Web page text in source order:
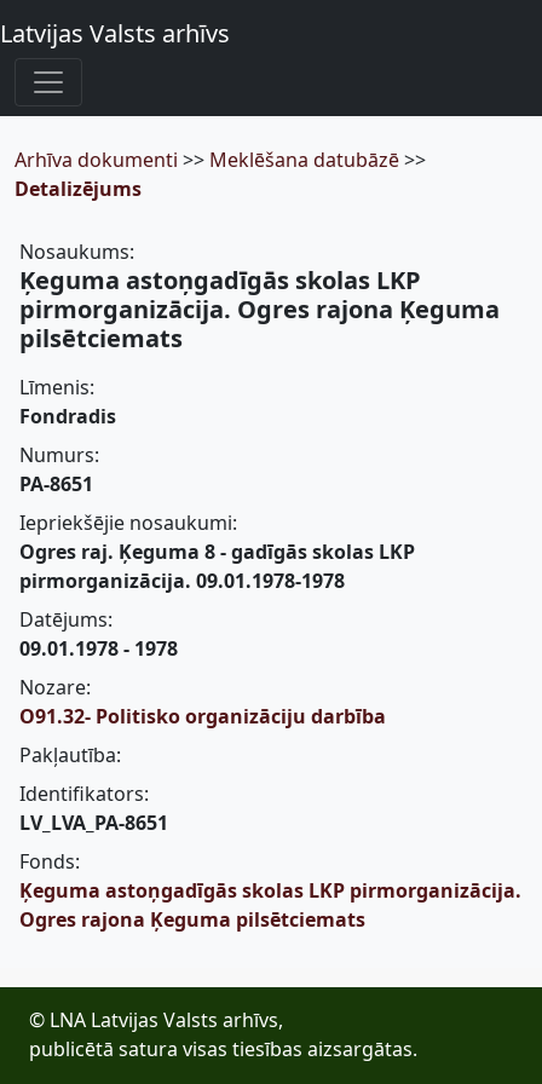
Latvijas Valsts arhīvs
Arhīva dokumenti >> Meklēšana datubāzē>>
Detalizējums
Nosaukums:
Ķeguma astoņgadīgās skolas LKP
pirmorganizācija. Ogres rajona Ķeguma
pilsētciemats
Līmenis:
Fondradis
Numurs:
PA-8651
Iepriekšējie nosaukumi:
Ogres raj. Ķeguma 8 - gadīgās skolas LKP
pirmorganizācija. 09.01.1978-1978
Datējums:
09.01.1978 - 1978
Nozare:
O91.32- Politisko organizāciju darbība
Pakļautība:
Identifikators:
LV_LVA_PA-8651
Fonds:
Ķeguma astoņgadīgās skolas LKP pirmorganizācija.
Ogres rajona Ķeguma pilsētciemats
© LNA Latvijas Valsts arhīvs,
publicētā satura visas tiesības aizsargātas.